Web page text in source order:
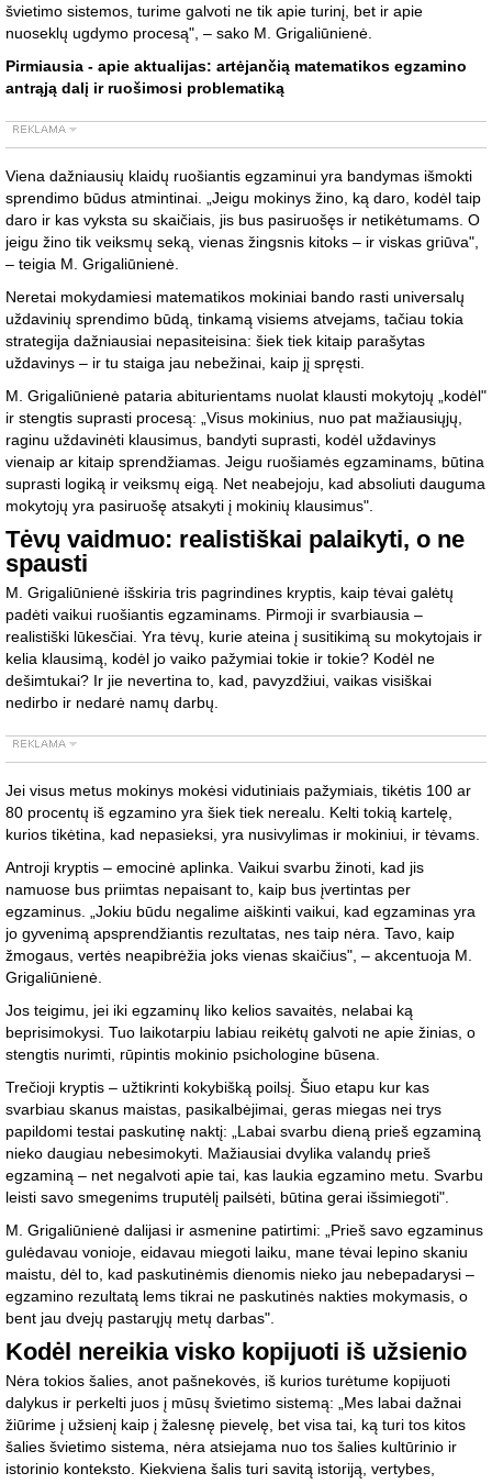
švietimo sistemos, turime galvoti ne tik apie turinį, bet ir apie
nuoseklų ugdymo procesą", – sako M. Grigaliūnienė.
Pirmiausia - apie aktualijas: artėjančią matematikos egzamino
antrąją dalį ir ruošimosi problematiką
Viena dažniausių klaidų ruošiantis egzaminui yra bandymas išmokti
sprendimo būdus atmintinai. „Jeigu mokinys žino, ką daro, kodėl taip
daro ir kas vyksta su skaičiais, jis bus pasiruošęs ir netikėtumams. O
jeigu žino tik veiksmų seką, vienas žingsnis kitoks – ir viskas griūva",
– teigia M. Grigaliūnienė.
Neretai mokydamiesi matematikos mokiniai bando rasti universalų
uždavinių sprendimo būdą, tinkamą visiems atvejams, tačiau tokia
strategija dažniausiai nepasiteisina: šiek tiek kitaip parašytas
uždavinys – ir tu staiga jau nebežinai, kaip jį spręsti.
M. Grigaliūnienė pataria abiturientams nuolat klausti mokytojų „kodėl"
ir stengtis suprasti procesą: „Visus mokinius, nuo pat mažiausiųjų,
raginu uždavinėti klausimus, bandyti suprasti, kodėl uždavinys
vienaip ar kitaip sprendžiamas. Jeigu ruošiamės egzaminams, būtina
suprasti logiką ir veiksmų eigą. Net neabejoju, kad absoliuti dauguma
mokytojų yra pasiruošę atsakyti į mokinių klausimus".
Tėvų vaidmuo: realistiškai palaikyti, o ne
spausti
M. Grigaliūnienė išskiria tris pagrindines kryptis, kaip tėvai galėtų
padėti vaikui ruošiantis egzaminams. Pirmoji ir svarbiausia –
realistiški lūkesčiai. Yra tėvų, kurie ateina į susitikimą su mokytojais ir
kelia klausimą, kodėl jo vaiko pažymiai tokie ir tokie? Kodėl ne
dešimtukai? Ir jie nevertina to, kad, pavyzdžiui, vaikas visiškai
nedirbo ir nedarė namų darbų.
Jei visus metus mokinys mokėsi vidutiniais pažymiais, tikėtis 100 ar
80 procentų iš egzamino yra šiek tiek nerealu. Kelti tokią kartelę,
kurios tikėtina, kad nepasieksi, yra nusivylimas ir mokiniui, ir tėvams.
Antroji kryptis – emocinė aplinka. Vaikui svarbu žinoti, kad jis
namuose bus priimtas nepaisant to, kaip bus įvertintas per
egzaminus. „Jokiu būdu negalime aiškinti vaikui, kad egzaminas yra
jo gyvenimą apsprendžiantis rezultatas, nes taip nėra. Tavo, kaip
žmogaus, vertės neapibrėžia joks vienas skaičius", – akcentuoja M.
Grigaliūnienė.
Jos teigimu, jei iki egzaminų liko kelios savaitės, nelabai ką
beprisimokysi. Tuo laikotarpiu labiau reikėtų galvoti ne apie žinias, o
stengtis nurimti, rūpintis mokinio psichologine būsena.
Trečioji kryptis – užtikrinti kokybišką poilsį. Šiuo etapu kur kas
svarbiau skanus maistas, pasikalbėjimai, geras miegas nei trys
papildomi testai paskutinę naktį: „Labai svarbu dieną prieš egzaminą
nieko daugiau nebesimokyti. Mažiausiai dvylika valandų prieš
egzaminą – net negalvoti apie tai, kas laukia egzamino metu. Svarbu
leisti savo smegenims truputėlį pailsėti, būtina gerai išsimiegoti".
M. Grigaliūnienė dalijasi ir asmenine patirtimi: „Prieš savo egzaminus
gulėdavau vonioje, eidavau miegoti laiku, mane tėvai lepino skaniu
maistu, dėl to, kad paskutinėmis dienomis nieko jau nebepadarysi –
egzamino rezultatą lems tikrai ne paskutinės nakties mokymasis, o
bent jau dvejų pastarųjų metų darbas".
Kodėl nereikia visko kopijuoti iš užsienio
Nėra tokios šalies, anot pašnekovės, iš kurios turėtume kopijuoti
dalykus ir perkelti juos į mūsų švietimo sistemą: „Mes labai dažnai
žiūrime į užsienį kaip į žalesnę pievelę, bet visa tai, ką turi tos kitos
šalies švietimo sistema, nėra atsiejama nuo tos šalies kultūrinio ir
istorinio konteksto. Kiekviena šalis turi savitą istoriją, vertybes,